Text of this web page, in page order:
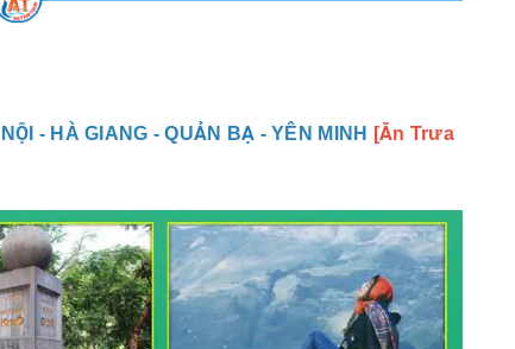
- HÀ GIANG - QUẢN BẠ - YÊN MINH [Ăn Trưa